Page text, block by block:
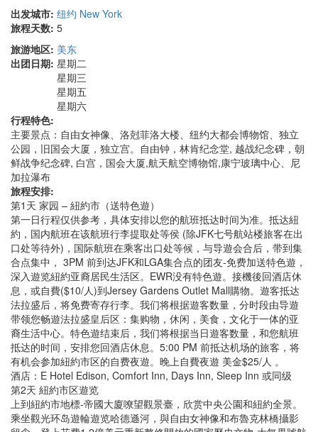
出发城市: 纽约 New York
旅程天数: 5
旅游地区: 美东
出团日期: 星期二
星期三
星期五
星期六
行程特色:
主要景点：自由女神像、洛尅菲洛大楼、纽约大都会博物馆、独立
公园，旧国会大厦，独立宫。自由钟，林肯纪念堂, 越战纪念碑，朝
鲜战争纪念碑, 白宫，国会大厦,航天航空博物馆,康宁玻璃中心、尼
加拉瀑布
旅程安排:
第1天 家园 – 紐約市（送特色遊）
第一日行程仅供参考，具体安排以您的航班抵达时间为准。抵达紐
約，国内航班在该航班行李提取处等侯 (除JFK七号航站楼旅客在出
口处等待外)，国际航班在乘客出口处等候，与导遊会合后，带到集
合点集中， 3PM 前到达JFK和LGA集合点的团友-免费加送特色遊，
深入遊览紐約亚裔居民生活区。EWR没有特色遊。接機後回酒店休
息，或自費($10/人)到Jersey Gardens Outlet Mall購物。遊客抵达
法拉盛后，将免费寄存行李。我们将根据遊客数量，分时段由导遊
带领您畅遊法拉盛皇后区：集购物，休闲，美食，文化于一体的亚
裔生活中心。特色遊结束后，我们将根据当日遊客数量，和您航班
抵达的时间，安排您回酒店休息。5:00 PM 前抵达机场的旅客，将
有机会参加紐約市区的自费夜遊。晚上自費夜遊 美金$25/人 。
酒店：E Hotel Edison, Comfort Inn, Days Inn, Sleep Inn 或同级
第2天 紐約市区遊览
上到紐約市地標-帝國大廈嘹望觀景臺，欣赏中央公園和紐約全景。
乘坐觀光环岛遊輪遊览哈德遜河，與自由女神像和布魯克林橋攝影